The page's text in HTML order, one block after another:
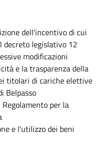
dell'incentivo di cui
decreto legislativo 12
modificazioni
e la trasparenza della
titolari di cariche elettive
Belpasso
per la
e l'utilizzo dei beni